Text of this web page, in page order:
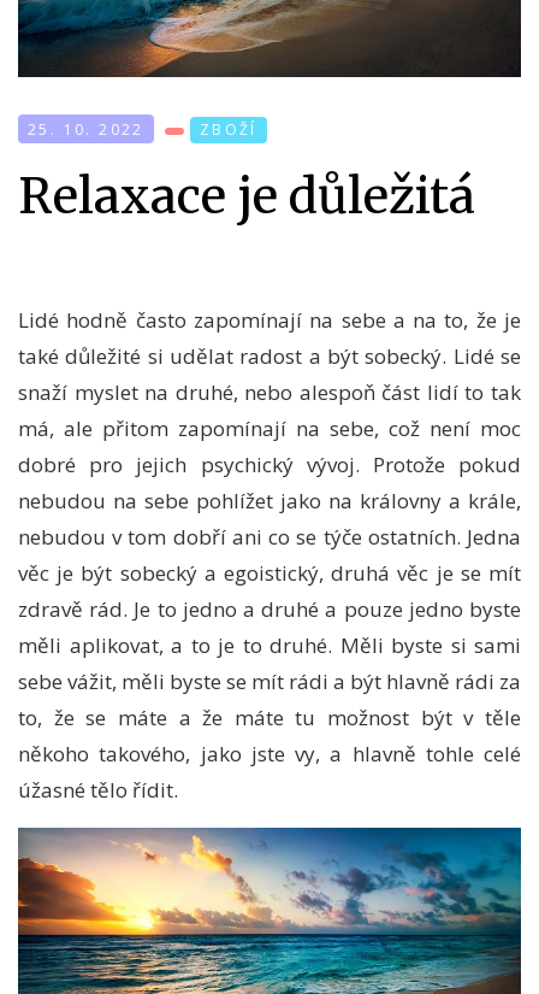
25. 10. 2022 ZBOŽÍ
Relaxace je důležitá
Lidé hodně často zapomínají na sebe a na to, že je
také důležité si udělat radost a být sobecký. Lidé se
snaží myslet na druhé, nebo alespoň část lidí to tak
má, ale přitom zapomínají na sebe, což není moc
dobré pro jejich psychický vývoj. Protože pokud
nebudou na sebe pohlížet jako na královny a krále,
nebudou v tom dobří ani co se týče ostatních. Jedna
věc je být sobecký a egoistický, druhá věc je se mít
zdravě rád. Je to jedno a druhé a pouze jedno byste
měli aplikovat, a to je to druhé. Měli byste si sami
sebe vážit, měli byste se mít rádi a být hlavně rádi za
to, že se máte a že máte tu možnost být v těle
někoho takového, jako jste vy, a hlavně tohle celé
úžasné tělo řídit.